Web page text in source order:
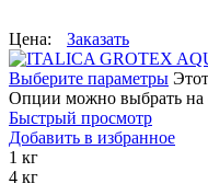
Цена: Заказать
Выберите параметры
Опции можно выбрать на
Быстрый просмотр
Добавить в избранное
1 кг
4 кг